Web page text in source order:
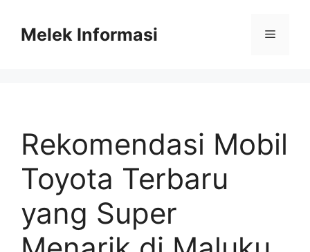
contentMelek Informasi Menu
Rekomendasi Mobil
Toyota Terbaru
yang Super